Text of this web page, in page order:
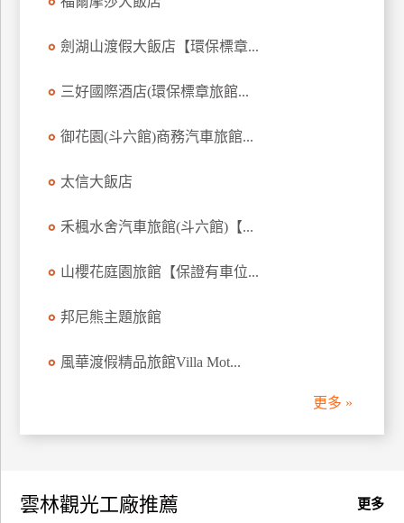
作
劍湖山渡假大飯店【環保標章...
三好國際酒店(環保標章旅館...
御花園(斗六館)商務汽車旅館...
太信大飯店
禾楓水舍汽車旅館(斗六館)【...
山櫻花庭園旅館【保證有車位...
邦尼熊主題旅館
風華渡假精品旅館Villa Mot...
更多 »
更多
雲林觀光工廠推薦